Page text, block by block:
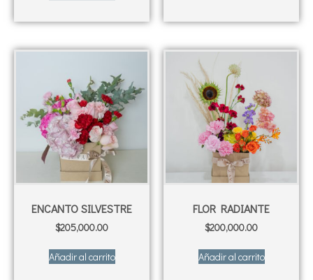
ENCANTO SILVESTRE
$205,000.00
Añadir al carrito
FLOR RADIANTE
$200,000.00
Añadir al carrito